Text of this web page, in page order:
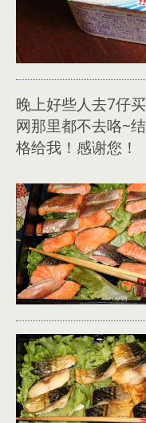
晚上好些人去7仔
网那里都不去咯~
格给我！感谢您！